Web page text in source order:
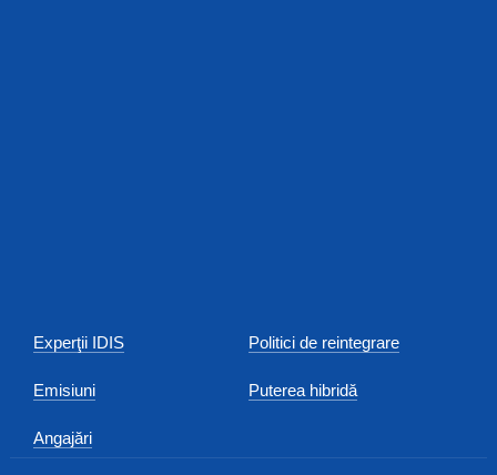
Experţii IDIS
Emisiuni
Angajări
Politici de reintegrare
Puterea hibridă